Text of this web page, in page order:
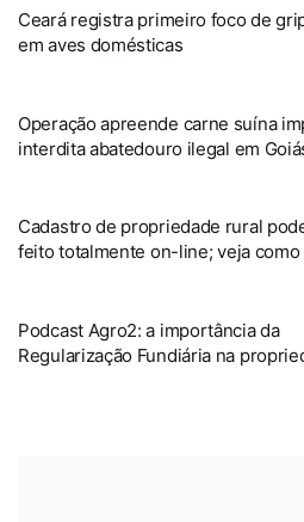
Ceará registra primeiro foco de
em aves domésticas
Operação apreende carne suína
interdita abatedouro ilegal em
Cadastro de propriedade rural
feito totalmente on-line; veja como
Podcast Agro2: a importância da
Regularização Fundiária na